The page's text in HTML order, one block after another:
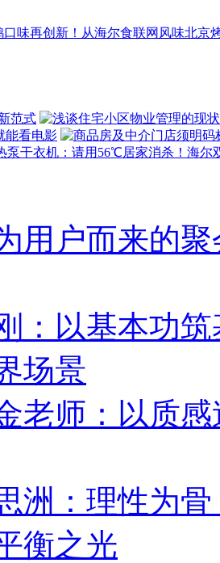
口味再创新！从海尔食联网风味北京
范式
能看电影
居家消杀！海尔
用户而来的
：以基本功
场景
老师：以质
洲：理性为
衡之光